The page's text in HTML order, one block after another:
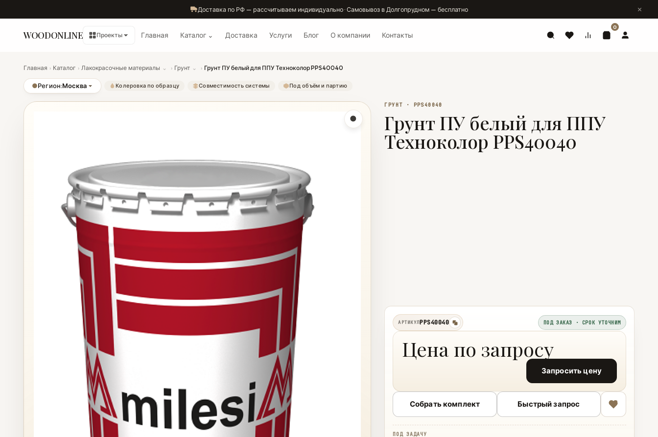
Доставка по РФ — рассчитываем индивидуально · Самовывоз в Долгопрудном — бесплатно
WOODONLINE Проекты Главная Каталог ⌄ Доставка Услуги Блог О компании Контакты
0
Главная › Каталог › Лакокрасочные материалы ⌄ › Грунт ⌄ › Грунт ПУ белый для ППУ Техноколор PPS40040
●Регион:Москва Колеровка по образцу Совместимость системы Под объём и партию
ГРУНТ · PPS40040
Грунт ПУ белый для ППУ
Техноколор PPS40040
АРТИКУЛPPS40040
копировать
ПОД ЗАКАЗ · СРОК УТОЧНИМ
Цена по запросу
Запросить цену
Собрать комплект Быстрый запрос
ПОД ЗАДАЧУ